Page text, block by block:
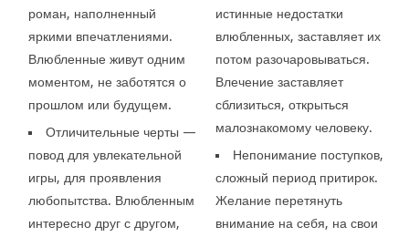
роман, наполненный
яркими впечатлениями.
Влюбленные живут одним
моментом, не заботятся о
прошлом или будущем.
Отличительные черты —
повод для увлекательной
игры, для проявления
любопытства. Влюбленным
интересно друг с другом,
истинные недостатки
влюбленных, заставляет их
потом разочаровываться.
Влечение заставляет
сблизиться, открыться
малознакомому человеку.
Непонимание поступков,
сложный период притирок.
Желание перетянуть
внимание на себя, на свои